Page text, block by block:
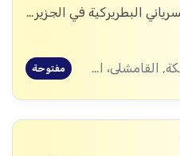
هيئة مار آفرام السرياني البطريركية في الجزيرة والفرات
الحسكة, القامشلى، الحسكة, الكرامة، الرقة, اليعربية، المالكية، الحسكة, العريشة، الحسكة, الشدادي، الحسكة مفتوحة